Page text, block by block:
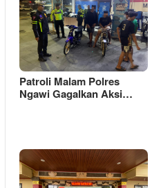
Patroli Malam Polres
Ngawi Gagalkan Aksi…